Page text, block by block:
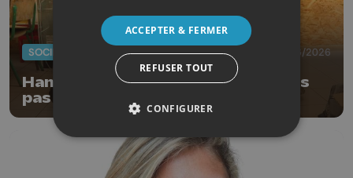
SOCIÉTÉ 15/06/2026
Hannut : journées sans école, mais
pas sans apprentissage
ACCEPTER & FERMER
REFUSER TOUT
CONFIGURER